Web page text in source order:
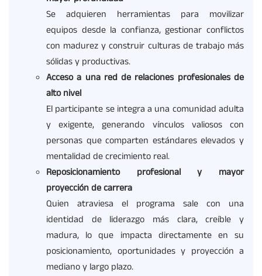
Se adquieren herramientas para movilizar
equipos desde la confianza, gestionar conflictos
con madurez y construir culturas de trabajo más
sólidas y productivas.
Acceso a una red de relaciones profesionales de
alto nivel
El participante se integra a una comunidad adulta
y exigente, generando vínculos valiosos con
personas que comparten estándares elevados y
mentalidad de crecimiento real.
Reposicionamiento profesional y mayor
proyección de carrera
Quien atraviesa el programa sale con una
identidad de liderazgo más clara, creíble y
madura, lo que impacta directamente en su
posicionamiento, oportunidades y proyección a
mediano y largo plazo.